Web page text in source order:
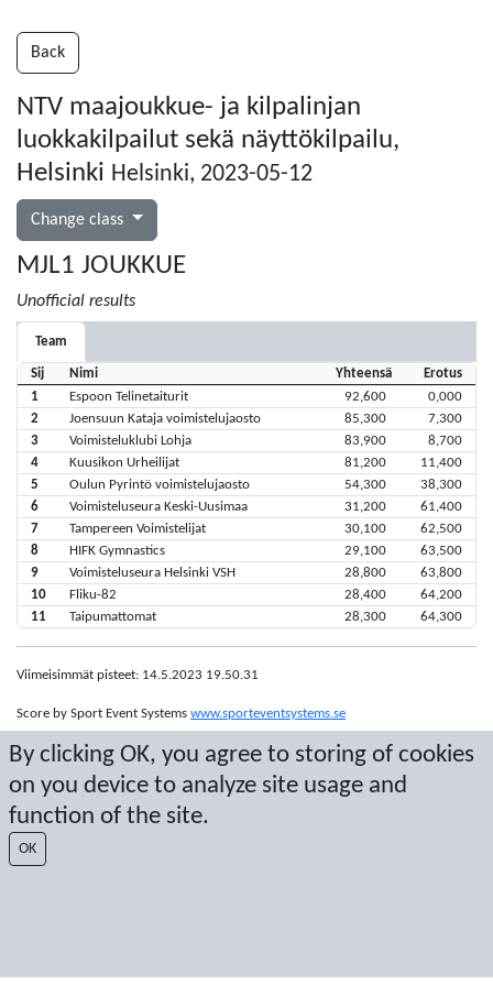
By clicking OK, you agree to storing of cookies
on you device to analyze site usage and
function of the site.
OK
Back
NTV maajoukkue- ja kilpalinjan
luokkakilpailut sekä näyttökilpailu,
Helsinki Helsinki, 2023-05-12
Change class
MJL1 JOUKKUE
Unofficial results
Team
Sij Nimi Yhteensä
Erotus
1
Espoon Telinetaiturit 92,600
0,000
2
Joensuun Kataja voimistelujaosto 85,300
7,300
3
Voimisteluklubi Lohja 83,900
8,700
4
Kuusikon Urheilijat 81,200
11,400
5
Oulun Pyrintö voimistelujaosto 54,300
38,300
6
Voimisteluseura Keski-Uusimaa 31,200
61,400
7
Tampereen Voimistelijat 30,100
62,500
8
HIFK Gymnastics 29,100
63,500
9
Voimisteluseura Helsinki VSH 28,800
63,800
10
Fliku-82 28,400
64,200
11
Taipumattomat 28,300 64,300
Viimeisimmät pisteet: 14.5.2023 19.50.31
Score by Sport Event Systems www.sporteventsystems.se
Last Update: 10.8.2026 21.20.33
SX
© 2026 Sport Event Systems/TH Systems AB. All content and data are
protected by copyright. No copying or redistribution allowed without prior
written permission.